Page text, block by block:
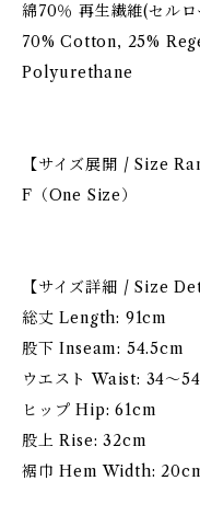
綿70％ 再生繊維(セル
70% Cotton, 25%
Polyurethane
【サイズ展開 / Size
F（One Size）
【サイズ詳細 / Size
総丈 Length: 91cm
股下 Inseam: 54.5cm
ウエスト Waist: 34〜
ヒップ Hip: 61cm
股上 Rise: 32cm
裾巾 Hem Width: